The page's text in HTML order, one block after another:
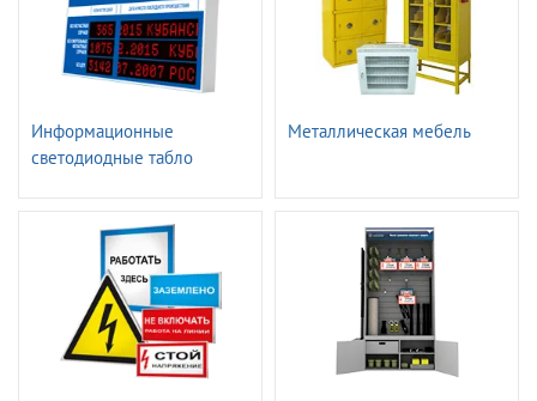
Информационные
светодиодные табло
Металлическая мебель